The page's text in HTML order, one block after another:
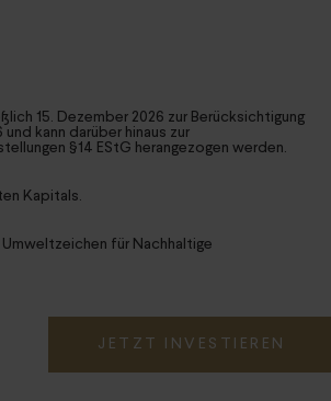
15. Dezember 2026 zur Berücksichtigung
kann darüber hinaus zur
§14 EStG herangezogen werden.
Kapitals.
für Nachhaltige
JETZT INVESTIEREN